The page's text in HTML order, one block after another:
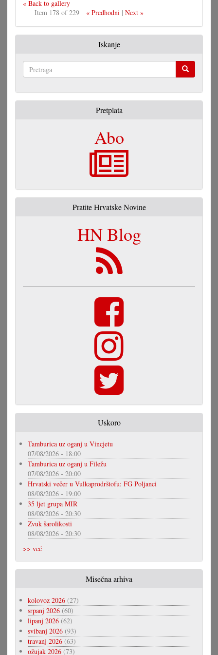
« Back to gallery
Item 178 of 229
« Predhodni| Next »
Iskanje
Pretplata
Abo
Pratite Hrvatske Novine
HN Blog
Uskoro
Tamburica uz oganj u Vincjetu
07/08/2026 - 18:00
Tamburica uz oganj u Filežu
07/08/2026 - 20:00
Hrvatski večer u Vulkaprodrštofu: FG Poljanci
08/08/2026 - 19:00
35 ljet grupa MIR
08/08/2026 - 20:30
Zvuk šarolikosti
08/08/2026 - 20:30
>> već
Misečna arhiva
kolovoz 2026 (27)
srpanj 2026 (60)
lipanj 2026 (62)
svibanj 2026 (93)
travanj 2026 (63)
ožujak 2026 (73)